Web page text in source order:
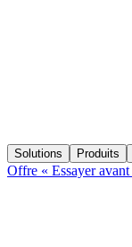
Solutions Produits
Offre « Essayer avant